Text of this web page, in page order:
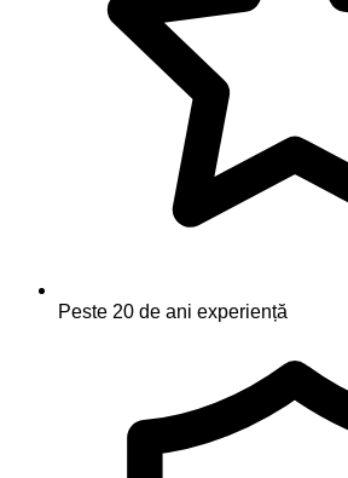
Peste 20 de ani experiență